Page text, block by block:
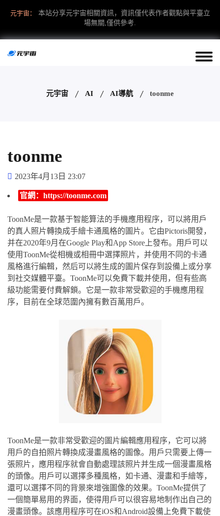
元宇宙：
本站分享元宇宙相關資訊，資訊僅代表作者觀點與平臺立
場無關,僅供參考.
元宇宙 AI AI導航 toonme
toonme
2023年4月13日 23:07
官網：https://toonme.com
ToonMe是一款基于智能算法的手機應用程序，可以將用戶
的真人照片轉換成手繪卡通風格的圖片。它由Pictoris開發，
并在2020年9月在Google Play和App Store上發布。用戶可以
使用ToonMe從相機或相冊中選擇照片，并使用不同的卡通
風格進行編輯，然后可以將生成的圖片保存到設備上或分享
到社交媒體平臺。ToonMe可以免費下載并使用，但有些高
級功能需要付費解鎖。它是一款非常受歡迎的手機應用程
序，目前在全球范圍內擁有數百萬用戶。
ToonMe是一款非常受歡迎的圖片編輯應用程序，它可以將
用戶的自拍照片轉換成漫畫風格的圖像。用戶只需要上傳一
張照片，應用程序就會自動處理該照片并生成一個漫畫風格
的頭像。用戶可以選擇多種風格，如卡通、漫畫和手繪等，
還可以選擇不同的背景來增強圖像的效果。ToonMe提供了
一個簡單易用的界面，使得用戶可以很容易地制作出自己的
漫畫頭像。該應用程序可在iOS和Android設備上免費下載使